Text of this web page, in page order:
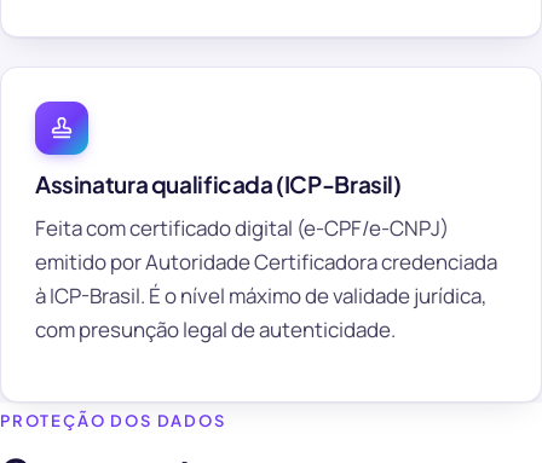
Assinatura qualificada (ICP-Brasil)
Feita com certificado digital (e-CPF/e-CNPJ)
emitido por Autoridade Certificadora credenciada
à ICP-Brasil. É o nível máximo de validade jurídica,
com presunção legal de autenticidade.
PROTEÇÃO DOS DADOS